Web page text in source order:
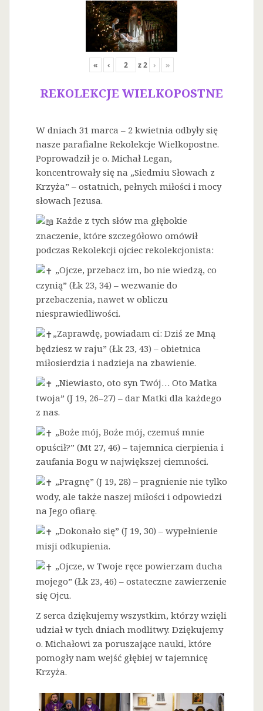
« ‹ z2 › »
REKOLEKCJE WIELKOPOSTNE
W dniach 31 marca – 2 kwietnia odbyły się
nasze parafialne Rekolekcje Wielkopostne.
Poprowadził je o. Michał Legan,
koncentrowały się na „Siedmiu Słowach z
Krzyża” – ostatnich, pełnych miłości i mocy
słowach Jezusa.
Każde z tych słów ma głębokie
znaczenie, które szczegółowo omówił
podczas Rekolekcji ojciec rekolekcjonista:
„Ojcze, przebacz im, bo nie wiedzą, co
czynią” (Łk 23, 34) – wezwanie do
przebaczenia, nawet w obliczu
niesprawiedliwości.
„Zaprawdę, powiadam ci: Dziś ze Mną
będziesz w raju” (Łk 23, 43) – obietnica
miłosierdzia i nadzieja na zbawienie.
„Niewiasto, oto syn Twój… Oto Matka
twoja” (J 19, 26–27) – dar Matki dla każdego
z nas.
„Boże mój, Boże mój, czemuś mnie
opuścił?” (Mt 27, 46) – tajemnica cierpienia i
zaufania Bogu w największej ciemności.
„Pragnę” (J 19, 28) – pragnienie nie tylko
wody, ale także naszej miłości i odpowiedzi
na Jego ofiarę.
„Dokonało się” (J 19, 30) – wypełnienie
misji odkupienia.
„Ojcze, w Twoje ręce powierzam ducha
mojego” (Łk 23, 46) – ostateczne zawierzenie
się Ojcu.
Z serca dziękujemy wszystkim, którzy wzięli
udział w tych dniach modlitwy. Dziękujemy
o. Michałowi za poruszające nauki, które
pomogły nam wejść głębiej w tajemnicę
Krzyża.